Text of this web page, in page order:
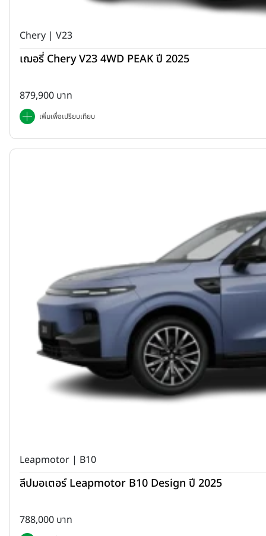
Chery | V23
เฌอรี่ Chery V23 4WD PEAK ปี 2025
879,900 บาท
เพิ่มเพื่อเปรียบเทียบ
Leapmotor | B10
ลีปมอเตอร์ Leapmotor B10 Design ปี 2025
788,000 บาท